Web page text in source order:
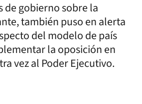
de gobierno sobre la
también puso en alerta
del modelo de país
la oposición en
vez al Poder Ejecutivo.